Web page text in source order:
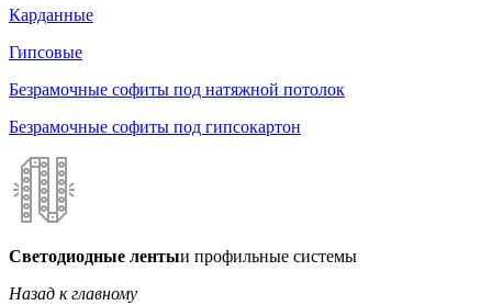
Карданные
Гипсовые
Безрамочные софиты под натяжной потолок
Безрамочные софиты под гипсокартон
Светодиодные лентыи профильные системы
Назад к главному